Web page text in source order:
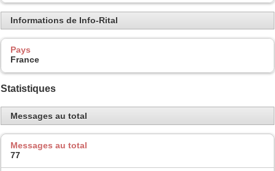
Informations de Info-Rital
Pays
France
Statistiques
Messages au total
Messages au total
77